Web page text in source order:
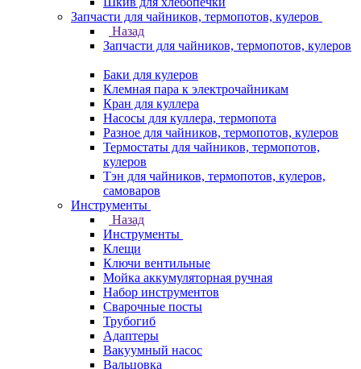
Запчасти для чайников, термопотов, кулеров
Назад
Запчасти для чайников, термопотов, кулеров
Баки для кулеров
Клемная пара к электрочайникам
Кран для куллера
Насосы для куллера, термопота
Разное для чайников, термопотов, кулеров
Термостаты для чайников, термопотов,
кулеров
Тэн для чайников, термопотов, кулеров,
самоваров
Инструменты
Назад
Инструменты
Клещи
Ключи вентильные
Мойка аккумуляторная ручная
Набор инструментов
Сварочные посты
Трубогиб
Aдаптеры
Вакуумный насос
Вальцовка